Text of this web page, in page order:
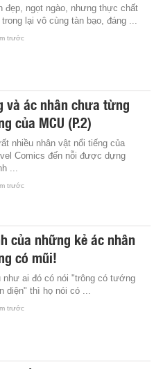
đẹp, ngọt ngào, nhưng thực chất
trong lại vô cùng tàn bạo, đáng ...
trước
và ác nhân chưa từng
của MCU (P.2)
nhiều nhân vật nổi tiếng của
Comics đến nỗi được dựng
...
trước
của những kẻ ác nhân
có mũi!
như ai đó có nói "trông có tướng
diện" thì họ nói có ...
trước